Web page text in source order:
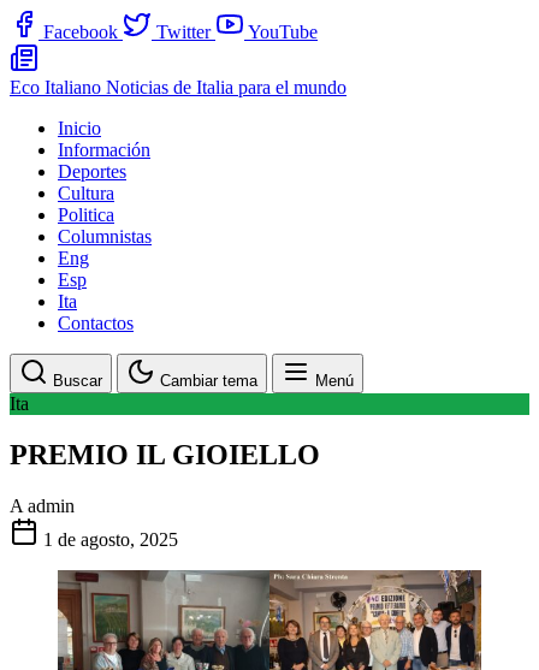
Facebook Twitter YouTube
Eco Italiano Noticias de Italia para el mundo
Inicio
Información
Deportes
Cultura
Politica
Columnistas
Eng
Esp
Ita
Contactos
Buscar Cambiar tema Menú
Ita
PREMIO IL GIOIELLO
A admin
1 de agosto, 2025